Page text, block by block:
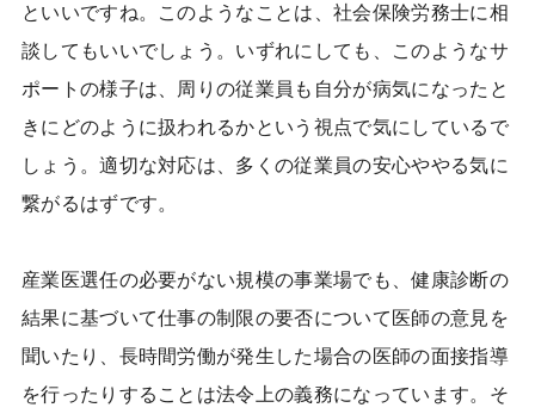
といいですね。このようなことは、社会保険労務士に相
談してもいいでしょう。いずれにしても、このようなサ
ポートの様子は、周りの従業員も自分が病気になったと
きにどのように扱われるかという視点で気にしているで
しょう。適切な対応は、多くの従業員の安心ややる気に
繋がるはずです。
産業医選任の必要がない規模の事業場でも、健康診断の
結果に基づいて仕事の制限の要否について医師の意見を
聞いたり、長時間労働が発生した場合の医師の面接指導
を行ったりすることは法令上の義務になっています。そ